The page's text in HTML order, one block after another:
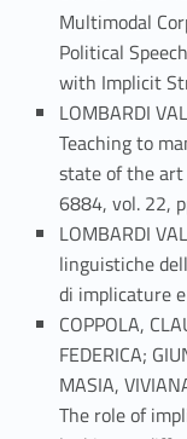
Multimodal
Political
with Implicit
LOMBARDI
Teaching to
state of the
6884, vol. 22,
LOMBARDI
linguistiche
di implicature
COPPOLA,
FEDERICA;
MASIA,
The role of